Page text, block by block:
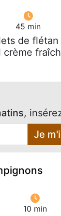
45 min
de flétan
,
Je
10 min